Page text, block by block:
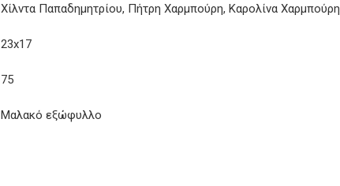
Χίλντα Παπαδημητρίου, Πήτρη Χαρμπούρη, Καρολίνα Χαρμπούρη
23x17
75
Μαλακό εξώφυλλο